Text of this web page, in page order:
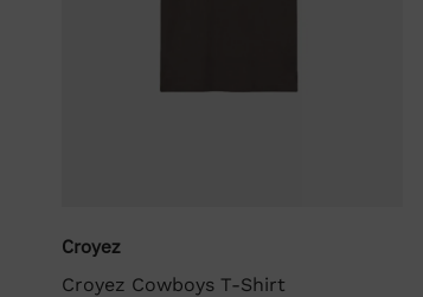
Croyez
Croyez Cowboys T-Shirt